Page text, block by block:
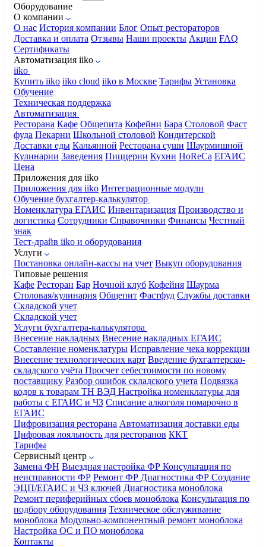
Оборудование
О компании
О нас История компании Блог Опыт рестораторов
Доставка и оплата Отзывы Наши проекты Акции FAQ
Сертификаты
Автоматизация iiko
iiko
Купить iiko iiko cloud iiko в Москве Тарифы Установка
Обучение
Техническая поддержка
Автоматизация
Ресторана Кафе Общепита Кофейни Бара Столовой Фаст
фуда Пекарни Школьной столовой Кондитерской
Доставки еды Кальянной Ресторана суши Шаурмишной
Кулинарии Заведения Пиццерии Кухни HoReCa ЕГАИС
Цена
Приложения для iiko
Приложения для iiko Интеграционные модули
Обучение бухгалтер-калькулятор
Номенклатура ЕГАИС Инвентаризация Производство и
логистика Сотрудники Справочники Финансы Честный
знак
Тест-драйв iiko и оборудования
Услуги
Постановка онлайн-кассы на учет Выкуп оборудования
Типовые решения
Кафе Ресторан Бар Ночной клуб Кофейня Шаурма
Столовая/кулинария Общепит Фастфуд Службы доставки
Складской учет
Складской учет
Услуги бухгалтера-калькулятора
Внесение накладных Внесение накладных ЕГАИС
Составление номенклатуры Исправление чека коррекции
Внесение технологических карт Введение бухгалтерско-
складского учёта Просчет себестоимости по новому
поставщику Разбор ошибок складского учета Подвязка
кодов к товарам ТН ВЭД Настройка номенклатуры для
работы с ЕГАИС и ЧЗ Списание алкоголя помарочно в
ЕГАИС
Цифровизация ресторана Автоматизация доставки еды
Цифровая лояльность для ресторанов ККТ
Тарифы
Сервисный центр
Замена ФН Выездная настройка ФР Консультация по
неисправности ФР Ремонт ФР Диагностика ФР Создание
ЭЦП/ЕГАИС и ЧЗ ключей Диагностика моноблока
Ремонт периферийных сбоев моноблока Консультация по
подбору оборудования Техническое обслуживание
моноблока Модульно-компонентный ремонт моноблока
Настройка ОС и ПО моноблока
Контакты